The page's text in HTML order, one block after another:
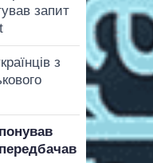
запит
з